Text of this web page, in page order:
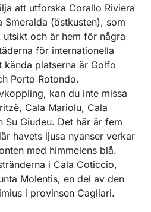
att utforska Corallo Riviera
Smeralda (östkusten), som
och är hem för några
för internationella
kända platserna är Golfo
Porto Rotondo.
kan du inte missa
Cala Mariolu, Cala
Su Giudeu. Det här är fem
havets ljusa nyanser verkar
med himmelens blå.
i Cala Coticcio,
Molentis, en del av den
i provinsen Cagliari.